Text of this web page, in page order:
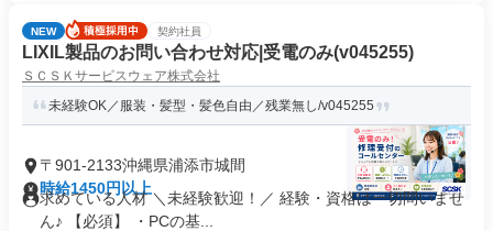
NEW 契約社員
LIXIL製品のお問い合わせ対応|受電のみ(v045255)
ＳＣＳＫサービスウェア株式会社
未経験OK／服装・髪型・髪色自由／残業無し/v045255
〒901-2133沖縄県浦添市城間
時給1450円以上
求めている人材 ＼未経験歓迎！／ 経験・資格は一切問いませ
ん♪ 【必須】 ・PCの基...